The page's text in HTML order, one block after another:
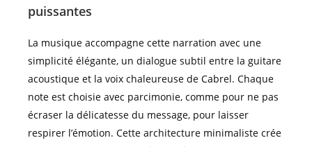
puissantes
La musique accompagne cette narration avec une
simplicité élégante, un dialogue subtil entre la guitare
acoustique et la voix chaleureuse de Cabrel. Chaque
note est choisie avec parcimonie, comme pour ne pas
écraser la délicatesse du message, pour laisser
respirer l’émotion. Cette architecture minimaliste crée